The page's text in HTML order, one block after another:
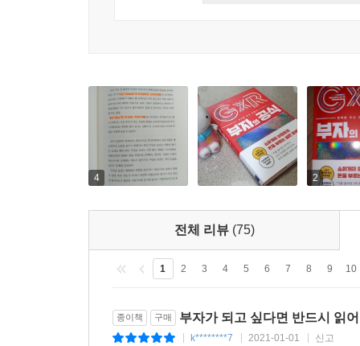
- 세상에서 가장 쉬운 경제학 정리
- 한눈으로 경제 파악하기
2. 수요공급의 곡선을 읽어라
- 대체재와 보완재를 알면 시장이 보인다
- 시장 움직임을 공급량으로 미리 읽자
- 투자의 기본 ‘가격결정원리’
- 라면값이 오르면 주가도 오른다
3. 생산을 이해하면 투자가 보인다
- 기업의 목표와 투자자의 목표는 같다
- 여러 가지 시장의 특징들
특히, 부록의 ‘슈퍼개미의 TOP PICK 46종목’
2위 종목들이 담겨 있다. 각 업종에서 시가총
제시하였다.
‘나는 10년 안에 100억 부자 될 거야!’처럼 상상
부자 공부는 부자공식 G×R을 이해하는 것에서
증대해야 한다는 것이다.
4 2
전체 리뷰 (75)
1 2 3 4 5 6 7 8 9 10
종이책 구매 부자가 되고 싶다면 반드시 읽
k********7 2021-01-01 신고